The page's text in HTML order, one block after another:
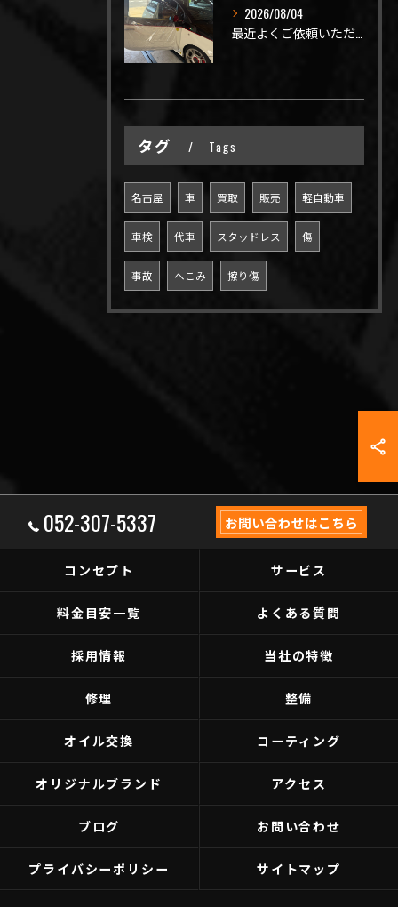
2026/08/04
タグ Tags
名古屋 車 買取 販売 軽自動車
車検 代車 スタッドレス 傷
事故 へこみ 擦り傷
052-307-5337 お問い合わせはこちら
コンセプト サービス
料金目安一覧 よくある質問
採用情報 当社の特徴
修理 整備
オイル交換 コーティング
オリジナルブランド アクセス
ブログ お問い合わせ
プライバシーポリシー サイトマップ